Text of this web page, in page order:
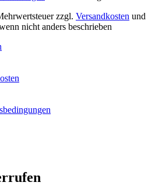
zzgl. Versandkosten und
nicht anders beschrieben